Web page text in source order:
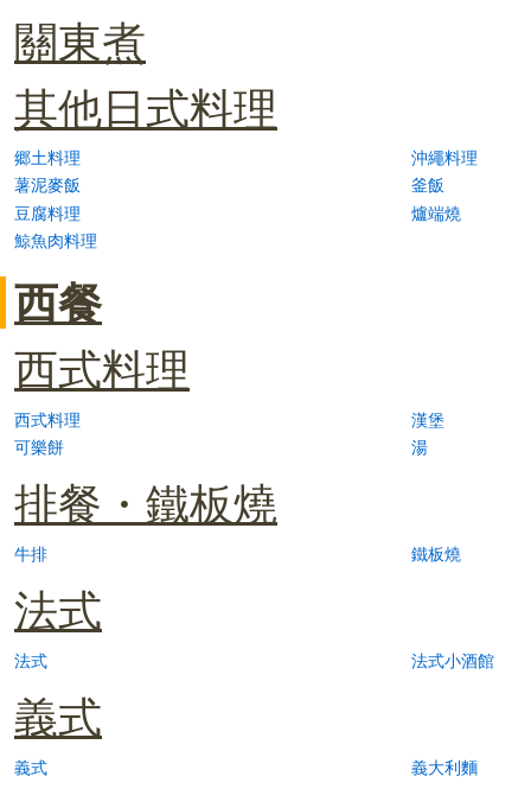
關東煮
其他日式料理
郷土料理
沖繩料理
薯泥麥飯
釜飯
豆腐料理
爐端燒
鯨魚肉料理
西餐
西式料理
西式料理
漢堡
可樂餅
湯
排餐・鐵板燒
牛排 鐵板燒
法式
法式 法式小酒館
義式
義式 義大利麵